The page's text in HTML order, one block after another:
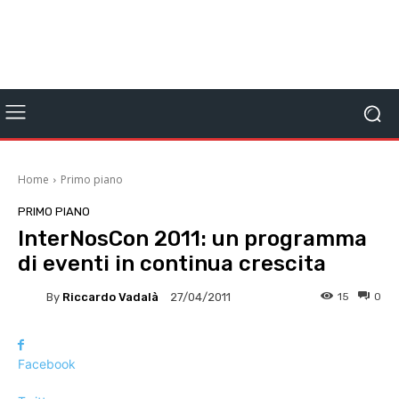
Home Primo piano
PRIMO PIANO
InterNosCon 2011: un programma
di eventi in continua crescita
By Riccardo Vadalà 27/04/2011 0
15
Facebook